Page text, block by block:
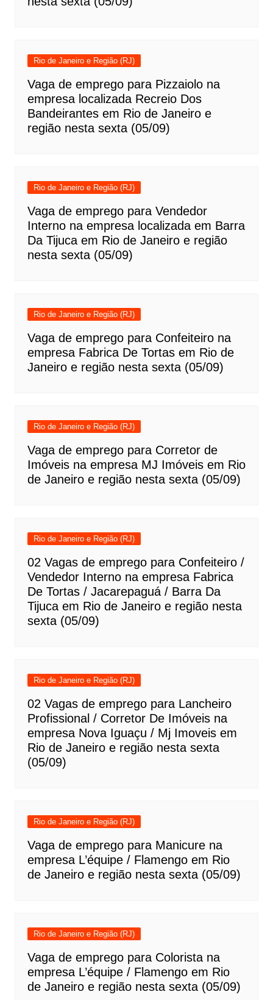
Rio de Janeiro e Região (RJ)
Vaga de emprego para Pizzaiolo na
empresa localizada Recreio Dos
Bandeirantes em Rio de Janeiro e
região nesta sexta (05/09)
Rio de Janeiro e Região (RJ)
Vaga de emprego para Vendedor
Interno na empresa localizada em Barra
Da Tijuca em Rio de Janeiro e região
nesta sexta (05/09)
Rio de Janeiro e Região (RJ)
Vaga de emprego para Confeiteiro na
empresa Fabrica De Tortas em Rio de
Janeiro e região nesta sexta (05/09)
Rio de Janeiro e Região (RJ)
Vaga de emprego para Corretor de
Imóveis na empresa MJ Imóveis em Rio
de Janeiro e região nesta sexta (05/09)
Rio de Janeiro e Região (RJ)
02 Vagas de emprego para Confeiteiro /
Vendedor Interno na empresa Fabrica
De Tortas / Jacarepaguá / Barra Da
Tijuca em Rio de Janeiro e região nesta
sexta (05/09)
Rio de Janeiro e Região (RJ)
02 Vagas de emprego para Lancheiro
Profissional / Corretor De Imóveis na
empresa Nova Iguaçu / Mj Imoveis em
Rio de Janeiro e região nesta sexta
(05/09)
Rio de Janeiro e Região (RJ)
Vaga de emprego para Manicure na
empresa L’équipe / Flamengo em Rio
de Janeiro e região nesta sexta (05/09)
Rio de Janeiro e Região (RJ)
Vaga de emprego para Colorista na
empresa L’équipe / Flamengo em Rio
de Janeiro e região nesta sexta (05/09)